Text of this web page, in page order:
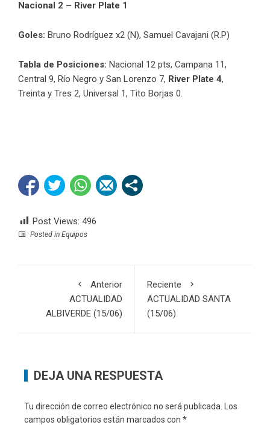
Nacional 2 – River Plate 1
Goles: Bruno Rodríguez x2 (N), Samuel Cavajani (R.P)
Tabla de Posiciones: Nacional 12 pts, Campana 11,
Central 9, Río Negro y San Lorenzo 7, River Plate 4,
Treinta y Tres 2, Universal 1, Tito Borjas 0.
Post Views: 496
Posted in Equipos
Anterior
ACTUALIDAD
ALBIVERDE (15/06)
Reciente
ACTUALIDAD SANTA
(15/06)
DEJA UNA RESPUESTA
Tu dirección de correo electrónico no será publicada.
Los
campos obligatorios están marcados con *